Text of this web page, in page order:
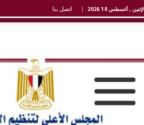
الإثنين , أغسطس 10 2026 اتصل بنا